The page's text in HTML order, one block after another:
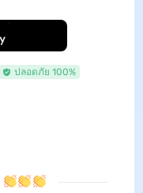
ปลอดภัย 100%